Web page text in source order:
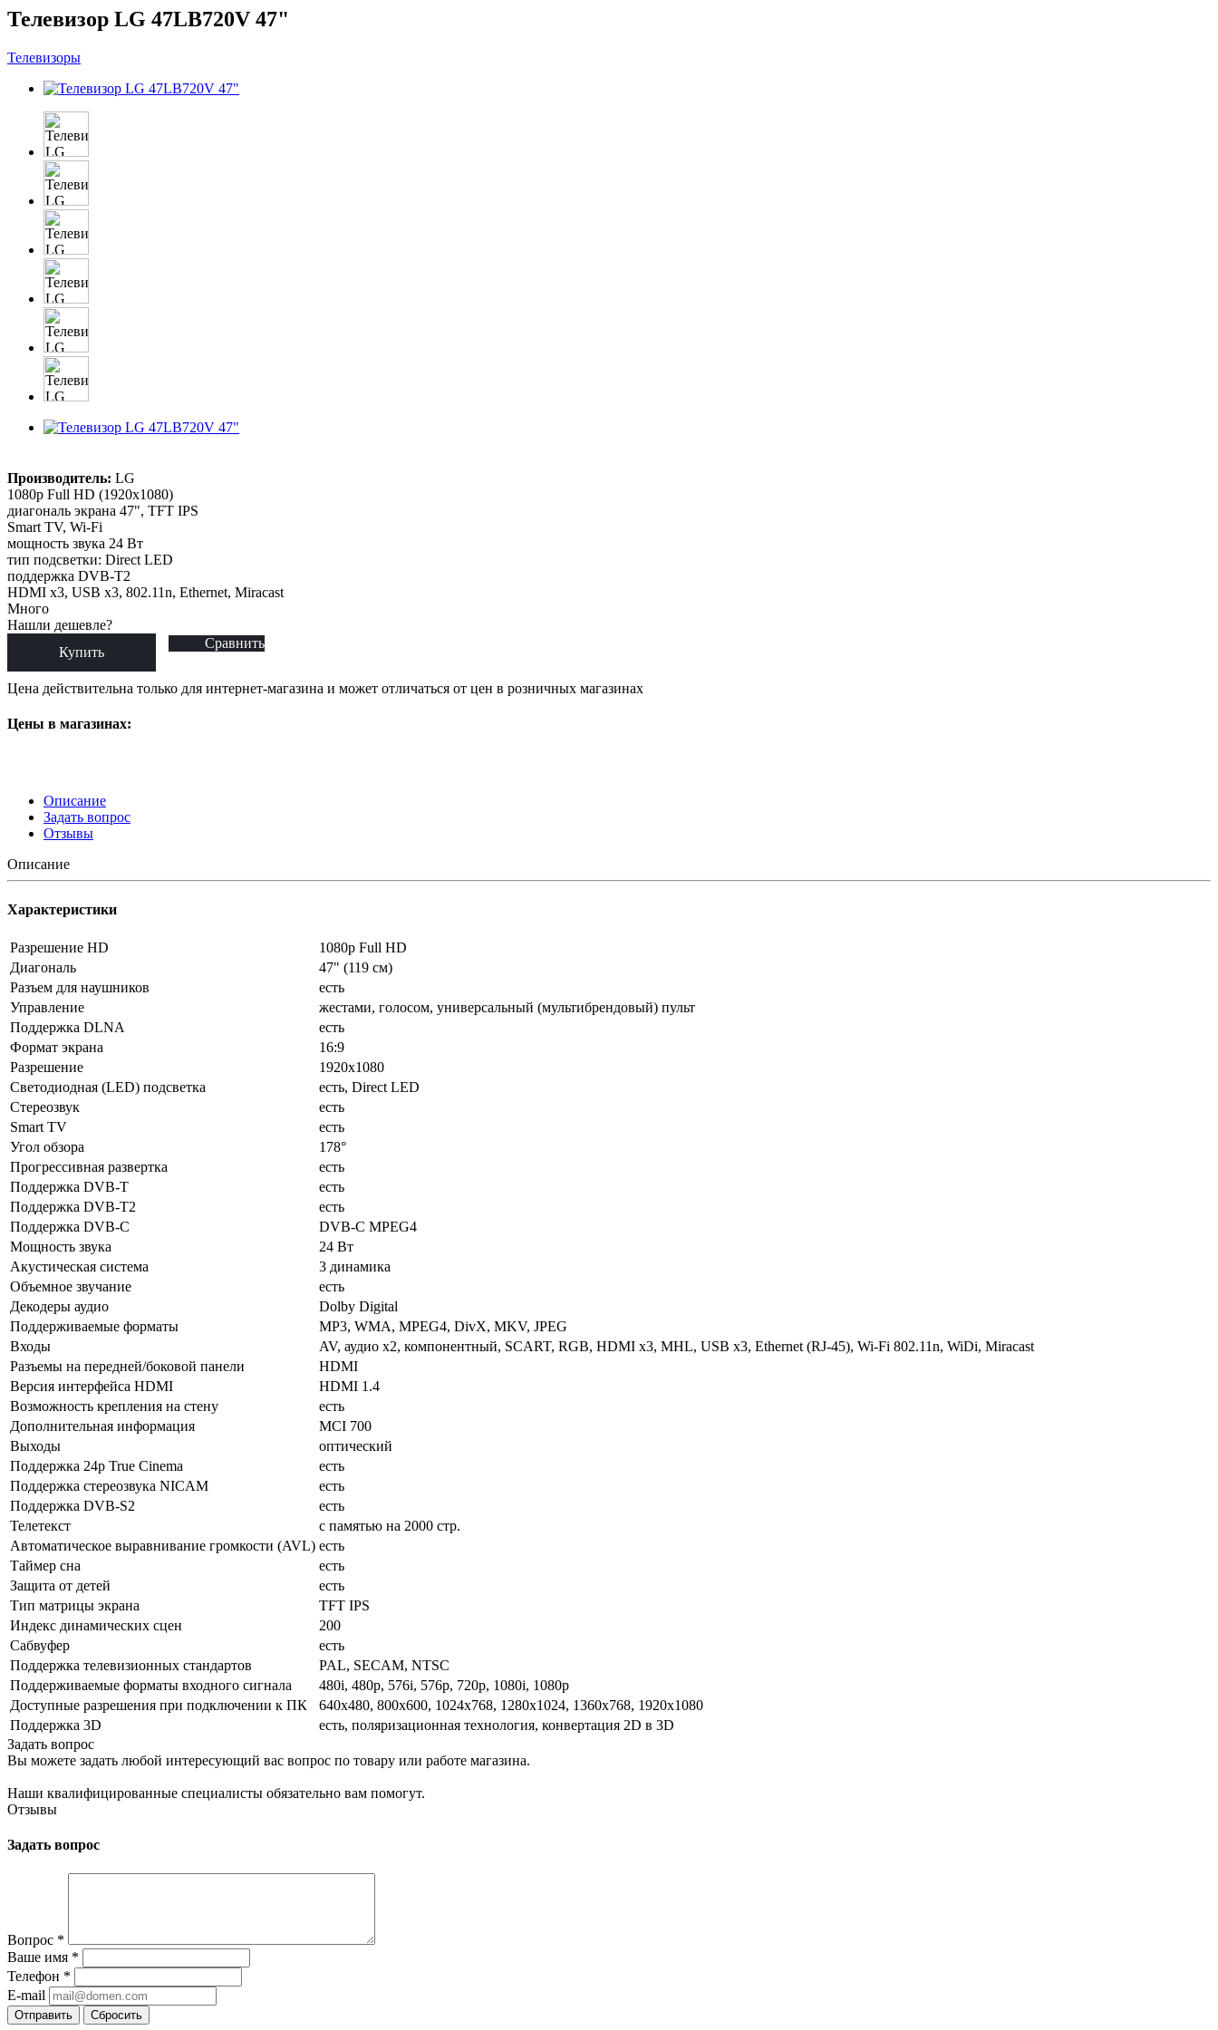
Телевизор LG 47LB720V 47"
Телевизоры
Производитель: LG
1080p Full HD (1920x1080)
диагональ экрана 47", TFT IPS
Smart TV, Wi-Fi
мощность звука 24 Вт
тип подсветки: Direct LED
поддержка DVB-T2
HDMI x3, USB x3, 802.11n, Ethernet, Miracast
Много
Нашли дешевле?
Купить
Сравнить
Цена действительна только для интернет-магазина и может отличаться от цен в розничных магазинах
Цены в магазинах:
Описание
Задать вопрос
Отзывы
Описание
Характеристики
Разрешение HD
1080p Full HD
Диагональ
47" (119 см)
Разъем для наушников
есть
Управление
жестами, голосом, универсальный (мультибрендовый) пульт
Поддержка DLNA
есть
Формат экрана
16:9
Разрешение
1920x1080
Светодиодная (LED) подсветка
есть, Direct LED
Стереозвук
есть
Smart TV
есть
Угол обзора
178°
Прогрессивная развертка
есть
Поддержка DVB-T
есть
Поддержка DVB-T2
есть
Поддержка DVB-C
DVB-C MPEG4
Мощность звука
24 Вт
Акустическая система
3 динамика
Объемное звучание
есть
Декодеры аудио
Dolby Digital
Поддерживаемые форматы
MP3, WMA, MPEG4, DivX, MKV, JPEG
Входы
AV, аудио x2, компонентный, SCART, RGB, HDMI x3, MHL, USB x3, Ethernet (RJ-45), Wi-Fi 802.11n, WiDi, Miracast
Разъемы на передней/боковой панели
HDMI
Версия интерфейса HDMI
HDMI 1.4
Возможность крепления на стену
есть
Дополнительная информация
MCI 700
Выходы
оптический
Поддержка 24p True Cinema
есть
Поддержка стереозвука NICAM
есть
Поддержка DVB-S2
есть
Телетекст
с памятью на 2000 стр.
Автоматическое выравнивание громкости (AVL) есть
Таймер сна
есть
Защита от детей
есть
Тип матрицы экрана
TFT IPS
Индекс динамических сцен
200
Сабвуфер
есть
Поддержка телевизионных стандартов
PAL, SECAM, NTSC
Поддерживаемые форматы входного сигнала
480i, 480p, 576i, 576p, 720p, 1080i, 1080p
Доступные разрешения при подключении к ПК
640x480, 800x600, 1024x768, 1280x1024, 1360x768, 1920x1080
Поддержка 3D
есть, поляризационная технология, конвертация 2D в 3D
Задать вопрос
Вы можете задать любой интересующий вас вопрос по товару или работе магазина.
Наши квалифицированные специалисты обязательно вам помогут.
Отзывы
Задать вопрос
Вопрос *
Ваше имя *
Телефон *
E-mail
Сбросить